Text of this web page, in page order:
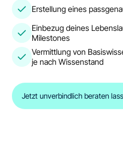
Erstellung eines
Einbezug deines
Milestones
Vermittlung von
je nach Wissenstand
Jetzt unverbindlich beraten